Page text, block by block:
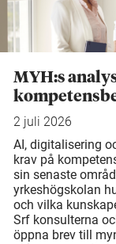
MYH:s
2 juli 2026
AI, digitalisering
krav på
sin senaste
yrkeshögskolan
och vilka
Srf konsulterna
öppna brev till